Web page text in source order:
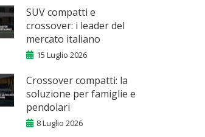
SUV compatti e
crossover: i leader del
mercato italiano
15 Luglio 2026
Crossover compatti: la
soluzione per famiglie e
pendolari
8 Luglio 2026